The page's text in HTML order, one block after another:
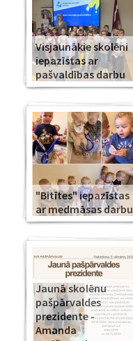
Visjaunākie skolēni
iepazīstas ar
pašvaldības darbu
"Bitītes" iepazīstas
ar medmāsas darbu
Jaunā skolēnu
pašpārvaldes
prezidente -
Amanda